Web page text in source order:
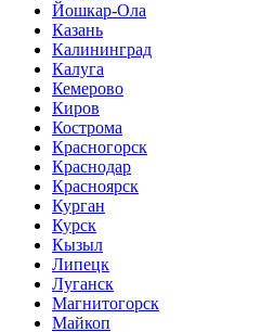
Йошкар-Ола
Казань
Калининград
Калуга
Кемерово
Киров
Кострома
Красногорск
Краснодар
Красноярск
Курган
Курск
Кызыл
Липецк
Луганск
Магнитогорск
Майкоп